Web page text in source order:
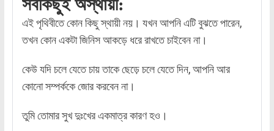
সবকিছুই অস্থায়ী:
এই পৃথিবীতে কোন কিছু স্থায়ী নয়। যখন আপনি এটি বুঝতে পারেন,
তখন কোন একটা জিনিস আকড়ে ধরে রাখতে চাইবেন না।
কেউ যদি চলে যেতে চায় তাকে ছেড়ে চলে যেতে দিন, আপনি আর
কোনো সম্পর্ককে জোর করবেন না।
তুমি তোমার সুখ দুঃখের একমাত্র কারণ হও।